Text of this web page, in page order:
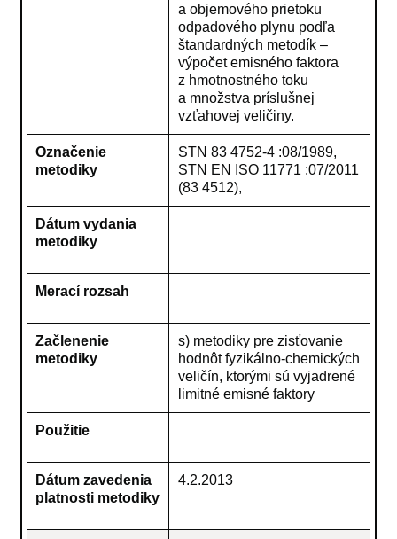
a objemového prietoku
odpadového plynu podľa
štandardných metodík –
výpočet emisného faktora
z hmotnostného toku
a množstva príslušnej
vzťahovej veličiny.
Označenie
metodiky
STN 83 4752-4 :08/1989,
STN EN ISO 11771 :07/2011
(83 4512),
Dátum vydania
metodiky
Merací rozsah
Začlenenie
metodiky
s) metodiky pre zisťovanie
hodnôt fyzikálno-chemických
veličín, ktorými sú vyjadrené
limitné emisné faktory
Použitie
Dátum zavedenia
platnosti metodiky
4.2.2013